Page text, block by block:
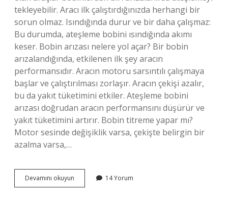
tekleyebilir. Aracı ilk çalıştırdığınızda herhangi bir
sorun olmaz. Isındığında durur ve bir daha çalışmaz:
Bu durumda, ateşleme bobini ısındığında akımı
keser. Bobin arızası nelere yol açar? Bir bobin
arızalandığında, etkilenen ilk şey aracın
performansıdır. Aracın motoru sarsıntılı çalışmaya
başlar ve çalıştırılması zorlaşır. Aracın çekişi azalır,
bu da yakıt tüketimini etkiler. Ateşleme bobini
arızası doğrudan aracın performansını düşürür ve
yakıt tüketimini artırır. Bobin titreme yapar mı?
Motor sesinde değişiklik varsa, çekişte belirgin bir
azalma varsa,…
Devamını okuyun
Arızası
14 Yorum